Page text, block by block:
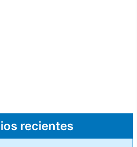
recientes